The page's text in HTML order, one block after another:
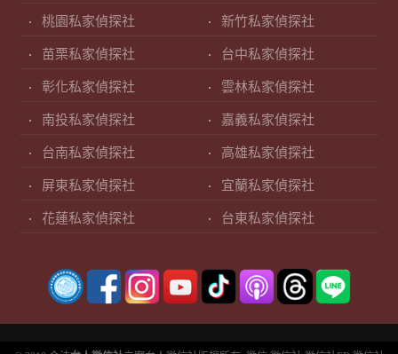
桃園私家偵探社 新竹私家偵探社
苗栗私家偵探社 台中私家偵探社
彰化私家偵探社 雲林私家偵探社
南投私家偵探社 嘉義私家偵探社
台南私家偵探社 高雄私家偵探社
屏東私家偵探社 宜蘭私家偵探社
花蓮私家偵探社 台東私家偵探社